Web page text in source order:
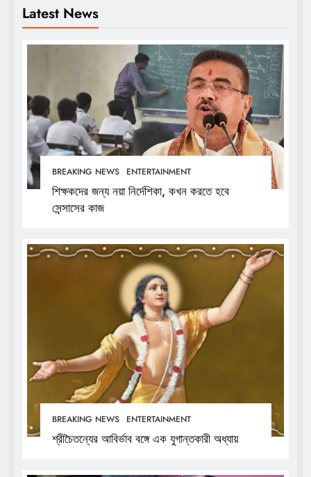
Latest News
BREAKING NEWS ENTERTAINMENT
শিক্ষকদের জন্য নয়া নির্দেশিকা, কখন করতে হবে
সেন্সাসের কাজ
BREAKING NEWS ENTERTAINMENT
শ্রীচৈতন্যের আবির্ভাব বঙ্গে এক যুগান্তকারী অধ্যায়